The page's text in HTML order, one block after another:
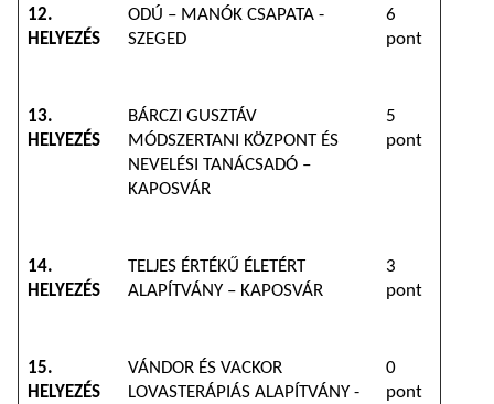
12.
HELYEZÉS
ODÚ – MANÓK CSAPATA -
SZEGED
6
pont
13.
HELYEZÉS
BÁRCZI GUSZTÁV
MÓDSZERTANI KÖZPONT ÉS
NEVELÉSI TANÁCSADÓ –
KAPOSVÁR
5
pont
14.
HELYEZÉS
TELJES ÉRTÉKŰ ÉLETÉRT
ALAPÍTVÁNY – KAPOSVÁR
3
pont
15.
HELYEZÉS
VÁNDOR ÉS VACKOR
LOVASTERÁPIÁS ALAPÍTVÁNY -
0
pont